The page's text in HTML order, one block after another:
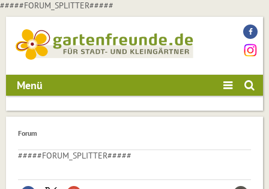
#####FORUM_SPLITTER#####
Menü
Forum
#####FORUM_SPLITTER#####